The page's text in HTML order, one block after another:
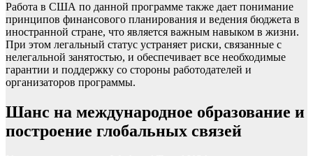
Работа в США по данной программе также дает понимание
принципов финансового планирования и ведения бюджета в
иностранной стране, что является важным навыком в жизни.
При этом легальный статус устраняет риски, связанные с
нелегальной занятостью, и обеспечивает все необходимые
гарантии и поддержку со стороны работодателей и
организаторов программы.
Шанс на международное образование и
построение глобальных связей